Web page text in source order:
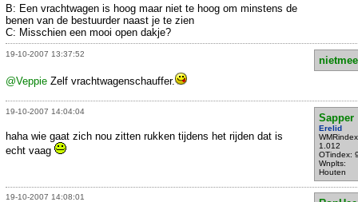
B: Een vrachtwagen is hoog maar niet te hoog om minstens de
benen van de bestuurder naast je te zien
C: Misschien een mooi open dakje?
19-10-2007 13:37:52
@Veppie Zelf vrachtwagenschauffer.
19-10-2007 14:04:04
Sapper
Erelid
1.012
OTindex:
Wnplts:
Houten
haha wie gaat zich nou zitten rukken tijdens het rijden dat is
echt vaag
19-10-2007 14:08:01